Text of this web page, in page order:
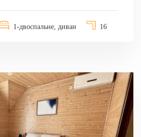
1-двоспальне, диван 16